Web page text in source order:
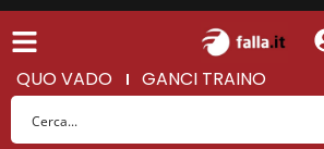
QUO VADO GANCI TRAINO